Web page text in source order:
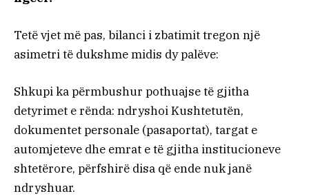
Tetë vjet më pas, bilanci i zbatimit tregon një
asimetri të dukshme midis dy palëve:
Shkupi ka përmbushur pothuajse të gjitha
detyrimet e rënda: ndryshoi Kushtetutën,
dokumentet personale (pasaportat), targat e
automjeteve dhe emrat e të gjitha institucioneve
shtetërore, përfshirë disa që ende nuk janë
ndryshuar.